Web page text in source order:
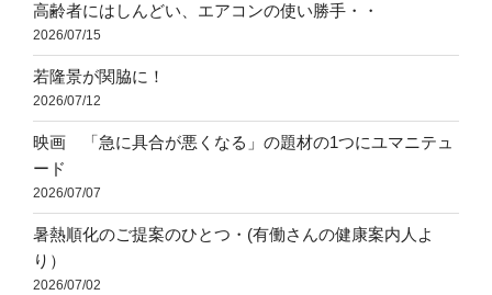
高齢者にはしんどい、エアコンの使い勝手・・
2026/07/15
若隆景が関脇に！
2026/07/12
映画 「急に具合が悪くなる」の題材の1つにユマニテュ
ード
2026/07/07
暑熱順化のご提案のひとつ・(有働さんの健康案内人よ
り）
2026/07/02